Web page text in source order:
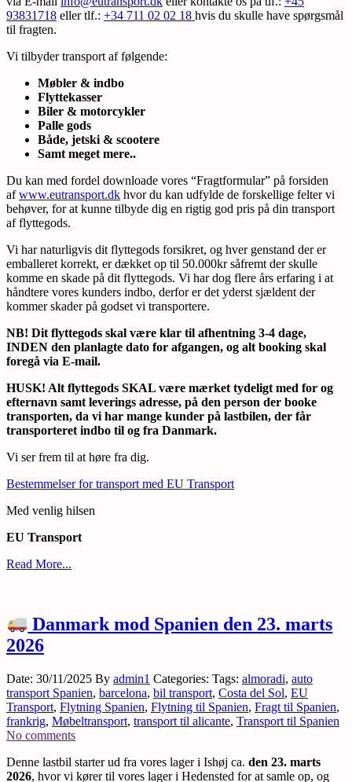
93831718 eller tlf.: +34 711 02 02 18 hvis du skulle have spørgsmål
til fragten.
Vi tilbyder transport af følgende:
Møbler & indbo
Flyttekasser
Biler & motorcykler
Palle gods
Både, jetski & scootere
Samt meget mere..
Du kan med fordel downloade vores “Fragtformular” på forsiden
afwww.eutransport.dk hvor du kan udfylde de forskellige felter vi
behøver, for at kunne tilbyde dig en rigtig god pris på din transport
af flyttegods.
Vi har naturligvis dit flyttegods forsikret, og hver genstand der er
emballeret korrekt, er dækket op til 50.000kr såfremt der skulle
komme en skade på dit flyttegods. Vi har dog flere års erfaring i at
håndtere vores kunders indbo, derfor er det yderst sjældent der
kommer skader på godset vi transportere.
NB! Dit flyttegods skal være klar til afhentning 3-4 dage,
INDEN den planlagte dato for afgangen, og alt booking skal
foregå via E-mail.
HUSK! Alt flyttegods SKAL være mærket tydeligt med for og
efternavn samt leverings adresse, på den person der booke
transporten, da vi har mange kunder på lastbilen, der får
transporteret indbo til og fra Danmark.
Vi ser frem til at høre fra dig.
Bestemmelser for transport med EU Transport
Med venlig hilsen
EU Transport
Read More...
Danmark mod Spanien den 23. marts
2026
Date: 30/11/2025 By admin1 Categories: Tags: almoradi, auto
transport Spanien, barcelona, bil transport, Costa del Sol, EU
Transport, Flytning Spanien, Flytning til Spanien, Fragt til Spanien,
frankrig, Møbeltransport, transport til alicante, Transport til Spanien
No comments
Denne lastbil starter ud fra vores lager i Ishøj ca. den 23. marts
2026, hvor vi kører til vores lager i Hedensted for at samle op, og